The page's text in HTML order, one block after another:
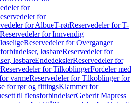
for
for
for AlbueT-rørReservedeler for T-
Reservedeler for Innvendig
Reservedeler for Overganger
løsbareReservedeler for
løsbareEndedekslerReservedeler for
Reservedeler for TilkoblingerFordeler med
varmeReservedeler for Tilkoblinger for
for rør og fittingsKlammer for
til flensforbindelserGeberit Mapress